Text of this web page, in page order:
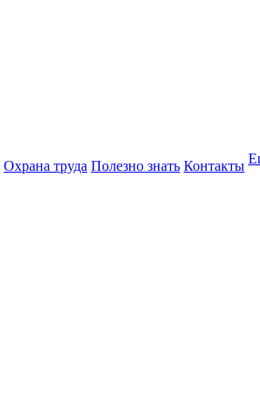
Охрана труда Полезно знать Контакты